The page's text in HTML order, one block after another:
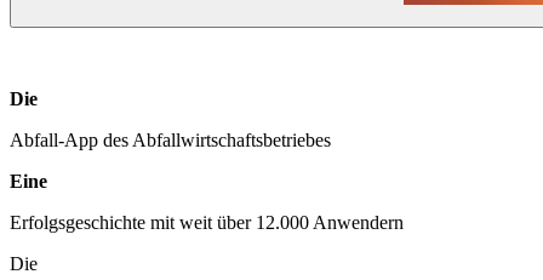
Die
Abfall-App des Abfallwirtschaftsbetriebes
Eine
Erfolgsgeschichte mit weit über 12.000 Anwendern
Die